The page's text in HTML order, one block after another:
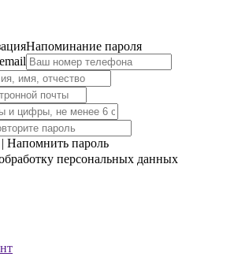
Напоминание пароля
| Напомнить пароль
персональных данных